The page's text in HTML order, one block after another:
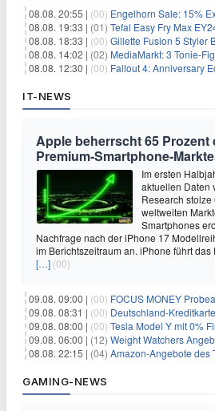
08.08. 20:55 | (00) Engelhorn Sale: 15% Extra-
08.08. 19:33 | (01) Tefal Easy Fry Max EY2458
08.08. 18:33 | (00) Gillette Fusion 5 Styler
08.08. 14:02 | (02) MediaMarkt: 3 Tonie-
08.08. 12:30 | (00) Fallout 4: Anniversary
IT-NEWS
Apple beherrscht 65 Prozent
Premium-Smartphone-
Im ersten
aktuellen Daten
Research
weltweiten
Smartphones
Nachfrage nach der iPhone 17
im Berichtszeitraum an. iPhone führt
[…] (00)
09.08. 09:00 | (00) FOCUS MONEY Probeabo: 5
09.08. 08:31 | (00) Deutschland-Kreditkarte Gold
09.08. 08:00 | (00) Tesla Model Y mit 0%
09.08. 06:00 | (12) Weight Watchers Angebot: 12
08.08. 22:15 | (04) Amazon-Angebote des Tages –
GAMING-NEWS